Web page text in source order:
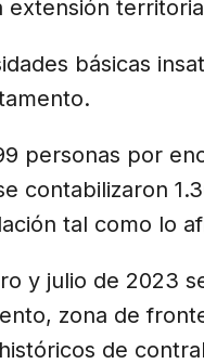
extensión
básicas
personas por
contabilizaron
tal como lo
y julio de 2023
zona de
de